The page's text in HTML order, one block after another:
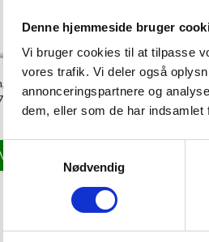
Denne hjemmeside bruger
Vi bruger cookies til at tilpasse
vores trafik. Vi deler også
annonceringspartnere og
dem, eller som de har indsamlet
Nødvendig
100